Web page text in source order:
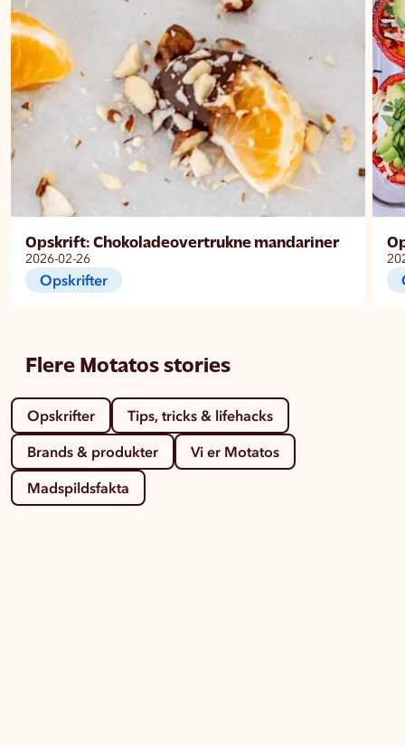
Opskrift: Chokoladeovertrukne mandariner
2026-02-26
Opskrifter
Flere Motatos stories
Opskrifter
Tips, tricks & lifehacks
Brands & produkter
Vi er Motatos
Madspildsfakta